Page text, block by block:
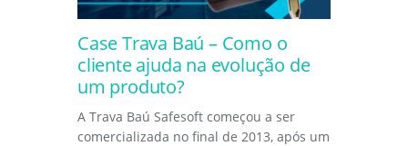
Case Trava Baú – Como o
cliente ajuda na evolução de
um produto?
A Trava Baú Safesoft começou a ser
comercializada no final de 2013, após um